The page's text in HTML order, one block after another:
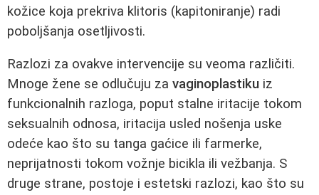
kožice koja prekriva klitoris (kapitoniranje) radi
poboljšanja osetljivosti.
Razlozi za ovakve intervencije su veoma različiti.
Mnoge žene se odlučuju za vaginoplastiku iz
funkcionalnih razloga, poput stalne iritacije tokom
seksualnih odnosa, iritacija usled nošenja uske
odeće kao što su tanga gaćice ili farmerke,
neprijatnosti tokom vožnje bicikla ili vežbanja. S
druge strane, postoje i estetski razlozi, kao što su